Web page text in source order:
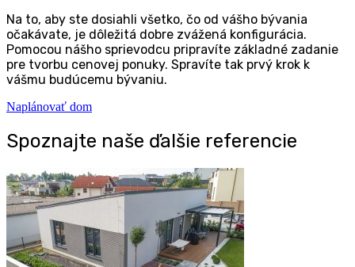
Na to, aby ste dosi­ahli všet­ko, čo od vášho býva­nia
oča­ká­va­te, je dôle­ži­tá dob­re zvá­že­ná kon­fi­gu­rá­cia.
Pomo­cou nášho sprie­vod­cu pri­pra­ví­te základ­né zada­nie
pre tvor­bu ceno­vej ponu­ky. Spra­ví­te tak prvý krok k
váš­mu bud­úce­mu bývaniu.
Naplá­no­vať dom
Spo­znaj­te naše ďal­šie referencie